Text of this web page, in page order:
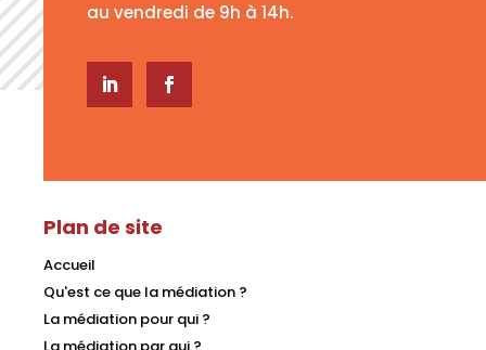
au vendredi de 9h à 14h.
Plan de site
Accueil
Qu'est ce que la médiation ?
La médiation pour qui ?